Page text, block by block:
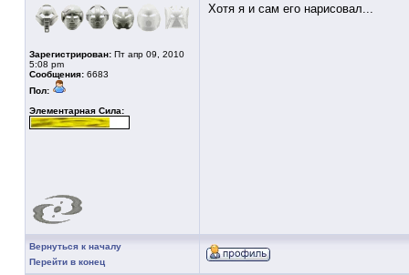
Зарегистрирован: Пт апр 09, 2010
5:08 pm
Сообщения: 6683
Пол:
Элементарная Сила:
Хотя я и сам его нарисовал...
Вернуться к началу
Перейти в конец